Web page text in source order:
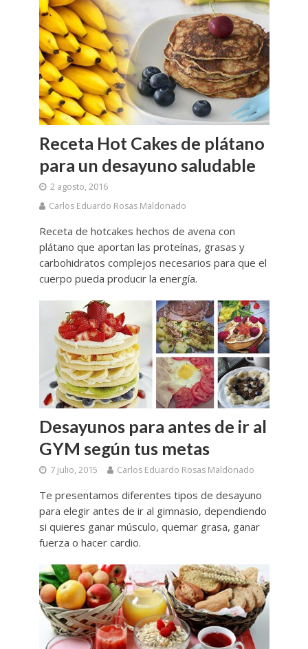
Receta Hot Cakes de plátano
para un desayuno saludable
2 agosto, 2016
Carlos Eduardo Rosas Maldonado
Receta de hotcakes hechos de avena con
plátano que aportan las proteínas, grasas y
carbohidratos complejos necesarios para que el
cuerpo pueda producir la energía.
Desayunos para antes de ir al
GYM según tus metas
7 julio, 2015 Carlos Eduardo Rosas Maldonado
Te presentamos diferentes tipos de desayuno
para elegir antes de ir al gimnasio, dependiendo
si quieres ganar músculo, quemar grasa, ganar
fuerza o hacer cardio.